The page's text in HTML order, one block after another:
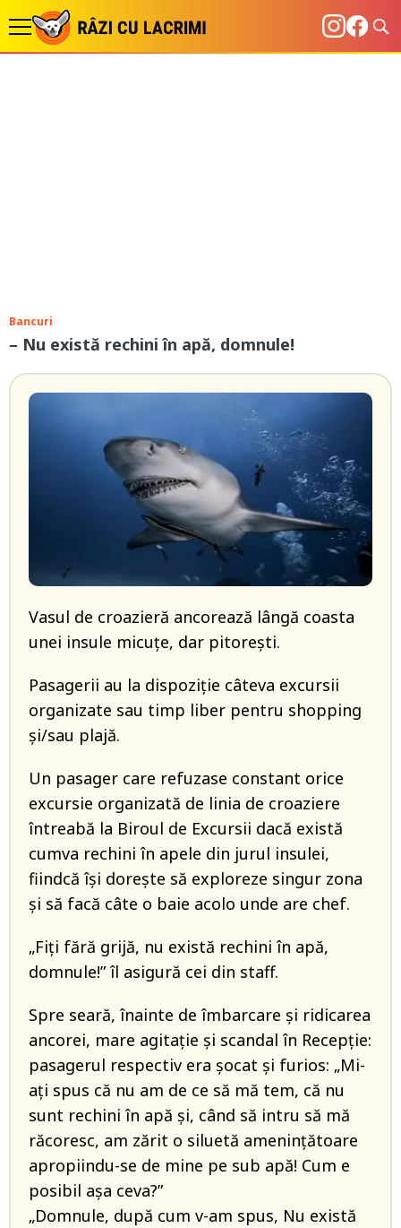
Bancuri
– Nu există rechini în apă, domnule!
Vasul de croazieră ancorează lângă coasta
unei insule micuţe, dar pitoreşti.
Pasagerii au la dispoziţie câteva excursii
organizate sau timp liber pentru shopping
şi/sau plajă.
Un pasager care refuzase constant orice
excursie organizată de linia de croaziere
întreabă la Biroul de Excursii dacă există
cumva rechini în apele din jurul insulei,
fiindcă îşi doreşte să exploreze singur zona
şi să facă câte o baie acolo unde are chef.
„Fiţi fără grijă, nu există rechini în apă,
domnule!” îl asigură cei din staff.
Spre seară, înainte de îmbarcare şi ridicarea
ancorei, mare agitaţie şi scandal în Recepţie:
pasagerul respectiv era şocat şi furios: „Mi-
aţi spus că nu am de ce să mă tem, că nu
sunt rechini în apă şi, când să intru să mă
răcoresc, am zărit o siluetă ameninţătoare
apropiindu-se de mine pe sub apă! Cum e
posibil aşa ceva?”
„Domnule, după cum v-am spus, Nu există